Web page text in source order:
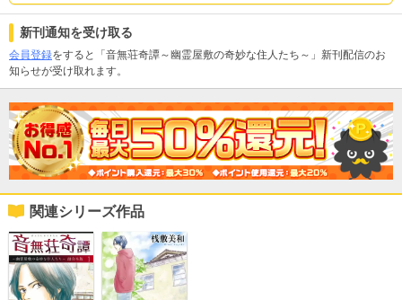
新刊通知を受け取る
会員登録をすると「音無荘奇譚～幽霊屋敷の奇妙な住人たち～」新刊配信のお
知らせが受け取れます。
関連シリーズ作品